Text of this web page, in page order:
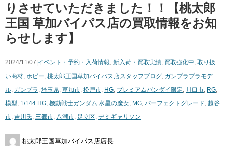
りさせていただきました！！【桃太郎
王国 草加バイパス店の買取情報をお知
らせします】
2024/11/07|イベント・予約・入荷情報, 新入荷・買取実績, 買取強化中, 取り扱
い商材, ホビー, 桃太郎王国草加バイパス店スタッフブログ, ガンプラ プラモデ
ル, ガンプラ , 埼玉県, 草加市, 松戸市, HG, プレミアムバンダイ限定, 川口市, RG,
模型, 1/144 ​HG, 機動戦士ガンダム ​水星の魔女, MG, パーフェクトグレード, 越谷
市, 吉川氏, 三郷市, 八潮市, 足立区, デミギャリソン
桃太郎王国草加バイパス店店長